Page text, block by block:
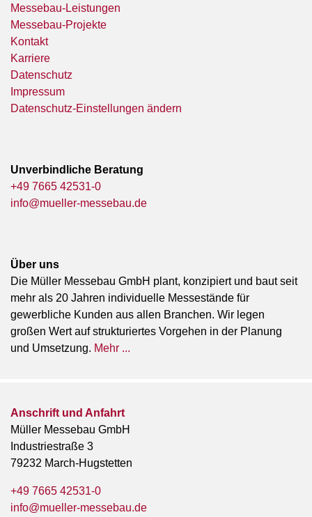
Messebau-Leistungen
Messebau-Projekte
Kontakt
Karriere
Datenschutz
Impressum
Datenschutz-Einstellungen ändern
Unverbindliche Beratung
+49 7665 42531-0
info@mueller-messebau.de
Über uns
Die Müller Messebau GmbH plant, konzipiert und baut seit
mehr als 20 Jahren individuelle Messestände für
gewerbliche Kunden aus allen Branchen. Wir legen
großen Wert auf strukturiertes Vorgehen in der Planung
und Umsetzung. Mehr ...
Anschrift und Anfahrt
Müller Messebau GmbH
Industriestraße 3
79232 March-Hugstetten
+49 7665 42531-0
info@mueller-messebau.de